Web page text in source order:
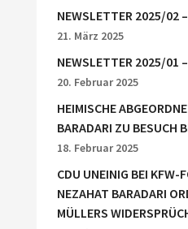
NEWSLETTER 2025/02
21. März 2025
NEWSLETTER 2025/01
20. Februar 2025
HEIMISCHE
BARADARI ZU BESUCH
18. Februar 2025
CDU UNEINIG BEI KFW-
NEZAHAT BARADARI
MÜLLERS